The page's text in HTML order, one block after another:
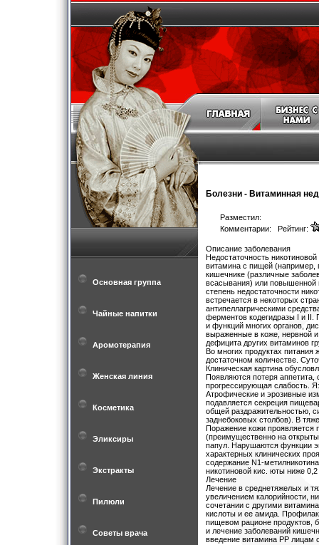
Основная группа
Чайные напитки
Аромотерапия
Женская линия
Косметика
Эликсиры
Экстракты
Пилюли
Советы врача
Болезни - Витаминная
Разместил:
Комментарии: Рейтинг:
Описание заболевания
Недостаточность
витамина с пищей (например,
кишечнике (различные
всасывания) или повышенной
степень недостаточности
встречается в некоторых
антипеллагрическими
ферментов кодегидразы I и II.
и функций многих органов,
выраженные в коже, нервной
дефицита других витаминов
Во многих продуктах питания
достаточном количестве.
Клиническая картина
Появляются потеря
прогрессирующая слабость.
Атрофические и эрозивные
подавляется секреция
общей раздражительностью,
заднебоковых столбов). В
Поражение кожи проявляется
(преимущественно на
папул. Нарушаются функции
характерных клинических
содержание N1-
никотиновой кис. юты ниже
Лечение
Лечение в среднетяжелых и
увеличением калорийности,
сочетании с другими
кислоты и ее амида.
пищевом рационе продуктов,
и лечение заболеваний
введение витамина РР лицам